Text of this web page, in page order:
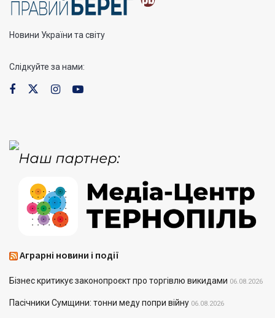
Новини України та світу
Слідкуйте за нами:
Аграрні новини і події
Бізнес критикує законопроєкт про торгівлю викидами 06.08.2026
Пасічники Сумщини: тонни меду попри війну 06.08.2026